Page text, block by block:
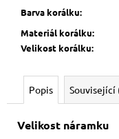
Barva korálku:
Materiál korálku:
Velikost korálku:
Popis Související
Velikost náramku